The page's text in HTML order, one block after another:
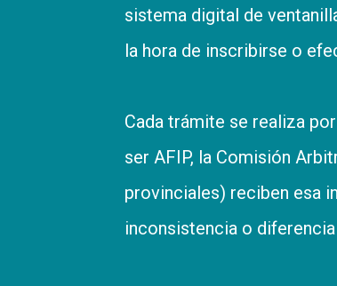
sistema digital de
la hora de inscribirse o
Cada trámite se realiza
ser AFIP, la Comisión
provinciales) reciben esa
inconsistencia o